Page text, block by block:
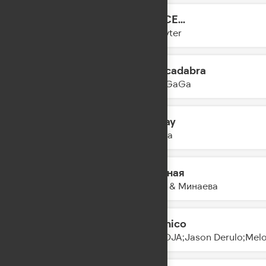
DANCE...
Slayyyter
Abracadabra
Lady GaGa
Homay
Ay Yola
Сильная
IOWA & Минаева
Mi Chico
DJ GOJA;Jason